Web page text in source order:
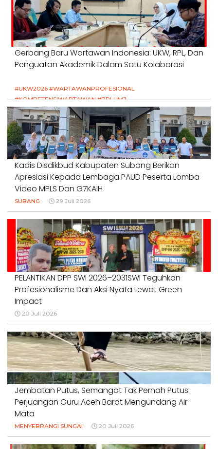
Gerbang Baru Wartawan Indonesia: UKW, RPL, Dan
Penguatan Akademik Dalam Satu Kolaborasi
#UKW2026 #WARTAWANPROFESIONAL
#KOMPETENSIWARTAWAN #RPLUMJ
#PENDIDIKANWARTAWAN #SWINASIONAL #SWIJABAR
1 Agustus 2026
Kadis Disdikbud Kabupaten Subang Berikan
Apresiasi Kepada Lembaga PAUD Peserta Lomba
Video MPLS Dan G7KAIH
SUBANG 29 Juli 2026
PELANTIKAN DPP SWI 2026–2031SWI Teguhkan
Profesionalisme Dan Aksi Nyata Lewat Green
Impact
20 Juli 2026
Jembatan Putus, Semangat Tak Pernah Putus:
Perjuangan Guru Aceh Barat Mengundang Air
Mata
MENYEBRANGI SUNGAI 20 Juli 2026